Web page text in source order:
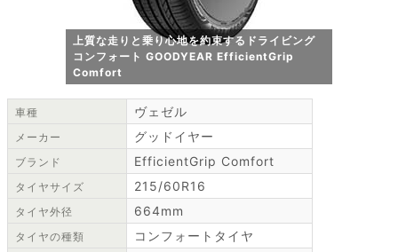
上質な走りと乗り心地を約束するドライビング
コンフォート GOODYEAR EfficientGrip
Comfort
車種 ヴェゼル
メーカー グッドイヤー
ブランド EfficientGrip Comfort
タイヤサイズ 215/60R16
タイヤ外径 664mm
タイヤの種類 コンフォートタイヤ